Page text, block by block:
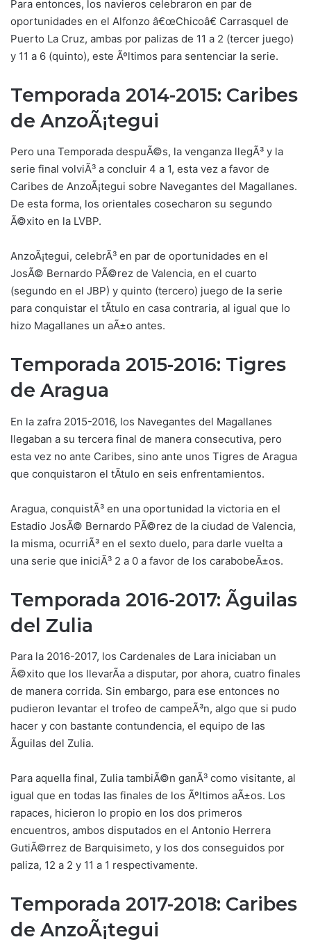
Para entonces, los navieros celebraron en par de
oportunidades en el Alfonzo â€œChicoâ€ Carrasquel de
Puerto La Cruz, ambas por palizas de 11 a 2 (tercer juego)
y 11 a 6 (quinto), este Ãºltimos para sentenciar la serie.
Temporada 2014-2015: Caribes
de AnzoÃ¡tegui
Pero una Temporada despuÃ©s, la venganza llegÃ³ y la
serie final volviÃ³ a concluir 4 a 1, esta vez a favor de
Caribes de AnzoÃ¡tegui sobre Navegantes del Magallanes.
De esta forma, los orientales cosecharon su segundo
Ã©xito en la LVBP.
AnzoÃ¡tegui, celebrÃ³ en par de oportunidades en el
JosÃ© Bernardo PÃ©rez de Valencia, en el cuarto
(segundo en el JBP) y quinto (tercero) juego de la serie
para conquistar el tÃ­tulo en casa contraria, al igual que lo
hizo Magallanes un aÃ±o antes.
Temporada 2015-2016: Tigres
de Aragua
En la zafra 2015-2016, los Navegantes del Magallanes
llegaban a su tercera final de manera consecutiva, pero
esta vez no ante Caribes, sino ante unos Tigres de Aragua
que conquistaron el tÃ­tulo en seis enfrentamientos.
Aragua, conquistÃ³ en una oportunidad la victoria en el
Estadio JosÃ© Bernardo PÃ©rez de la ciudad de Valencia,
la misma, ocurriÃ³ en el sexto duelo, para darle vuelta a
una serie que iniciÃ³ 2 a 0 a favor de los carabobeÃ±os.
Temporada 2016-2017: Ãguilas
del Zulia
Para la 2016-2017, los Cardenales de Lara iniciaban un
Ã©xito que los llevarÃ­a a disputar, por ahora, cuatro finales
de manera corrida. Sin embargo, para ese entonces no
pudieron levantar el trofeo de campeÃ³n, algo que si pudo
hacer y con bastante contundencia, el equipo de las
Ãguilas del Zulia.
Para aquella final, Zulia tambiÃ©n ganÃ³ como visitante, al
igual que en todas las finales de los Ãºltimos aÃ±os. Los
rapaces, hicieron lo propio en los dos primeros
encuentros, ambos disputados en el Antonio Herrera
GutiÃ©rrez de Barquisimeto, y los dos conseguidos por
paliza, 12 a 2 y 11 a 1 respectivamente.
Temporada 2017-2018: Caribes
de AnzoÃ¡tegui